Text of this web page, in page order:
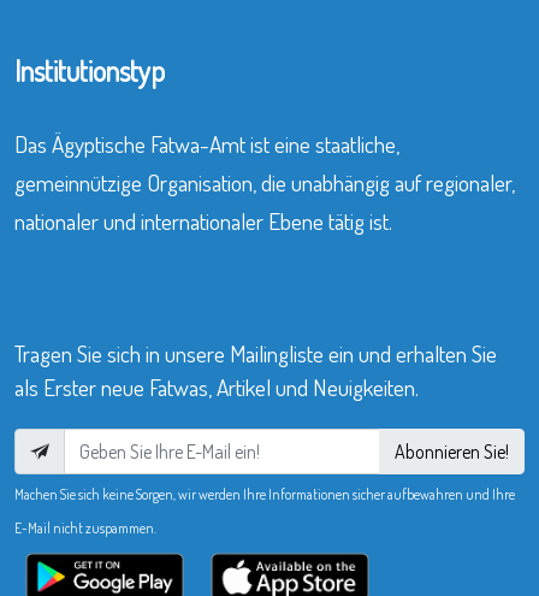
Institutionstyp
Das Ägyptische Fatwa-Amt ist eine staatliche,
gemeinnützige Organisation, die unabhängig auf regionaler,
nationaler und internationaler Ebene tätig ist.
Tragen Sie sich in unsere Mailingliste ein und erhalten Sie
als Erster neue Fatwas, Artikel und Neuigkeiten.
Abonnieren Sie!
Machen Sie sich keine Sorgen, wir werden Ihre Informationen sicher aufbewahren und Ihre
E-Mail nicht zuspammen.